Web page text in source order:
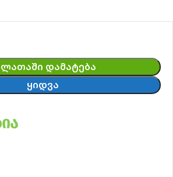
ᲓᲐᲛᲐᲢᲔᲑᲐ
ᲧᲘᲓᲕᲐ